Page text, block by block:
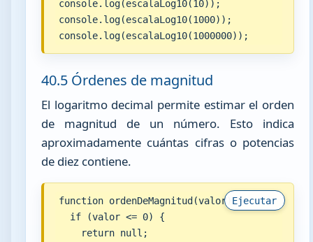
console.log(escalaLog10(10));
console.log(escalaLog10(1000));
console.log(escalaLog10(1000000));
40.5 Órdenes de magnitud
El logaritmo decimal permite estimar el orden
de magnitud de un número. Esto indica
aproximadamente cuántas cifras o potencias
de diez contiene.
Ejecutar
function ordenDeMagnitud(valor) {
  if (valor <= 0) {
    return null;